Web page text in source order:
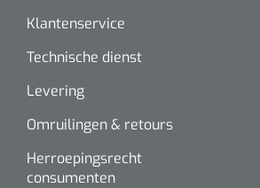
Klantenservice
Technische dienst
Levering
Omruilingen & retours
Herroepingsrecht
consumenten